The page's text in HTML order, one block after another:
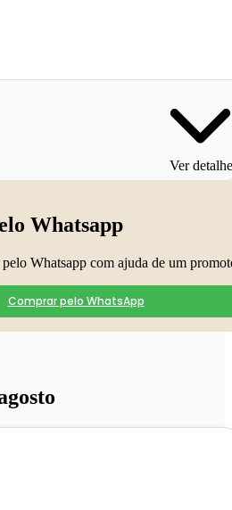
Ver
Whatsapp
pelo Whatsapp com ajuda de um
Comprar pelo WhatsApp